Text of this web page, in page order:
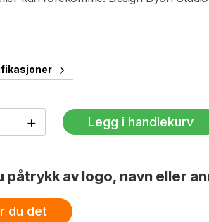
+ Legg i handlekurv
påtrykk av logo, navn eller
du det